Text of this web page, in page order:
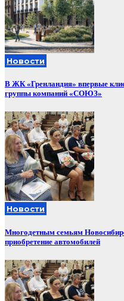
Новости
В ЖК «Гренландия» впервые
группы компаний «СОЮЗ»
Новости
Многодетным семьям
приобретение автомобилей